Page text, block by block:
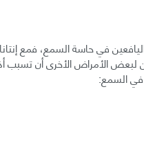
في حاسة السمع، فمع
الأمراض الأخرى أن تسبب
في السمع: